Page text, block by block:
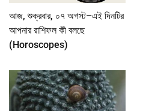
আজ, শুক্রবার, ০৭ অগস্ট–এই দিনটির
আপনার রাশিফল কী বলছে
(Horoscopes)